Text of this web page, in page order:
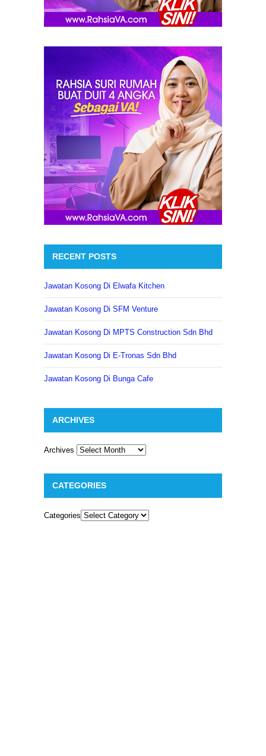
RECENT POSTS
Jawatan Kosong Di Elwafa Kitchen
Jawatan Kosong Di SFM Venture
Jawatan Kosong Di MPTS Construction Sdn Bhd
Jawatan Kosong Di E-Tronas Sdn Bhd
Jawatan Kosong Di Bunga Cafe
ARCHIVES
Archives
CATEGORIES
Categories